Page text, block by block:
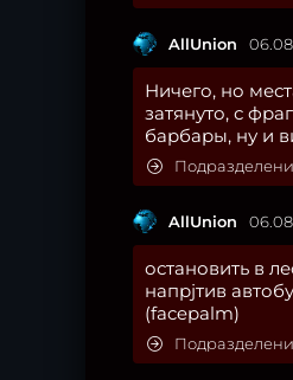
AllUnion
Ничего, но
затянуто, с
барбары, ну и
Подразделение
AllUnion
остановить в
напрjтив
(facepalm)
Подразделение